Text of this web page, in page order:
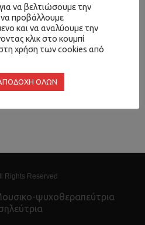
γεφύρωμα της Επιστήμης…
Όλια Παμπουκίδου
ομαδική ψυχοθεραπεία
Rights Reserved
να βελτιώσουμε την
να προβάλλουμε
και να αναλύουμε την
κλικ στο κουμπί
χρήση των cookies από
ΟΛΩΝ